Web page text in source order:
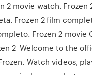
2 movie watch. Frozen
Frozen 2 film
Frozen 2 movie
2 Welcome to the
Watch videos,